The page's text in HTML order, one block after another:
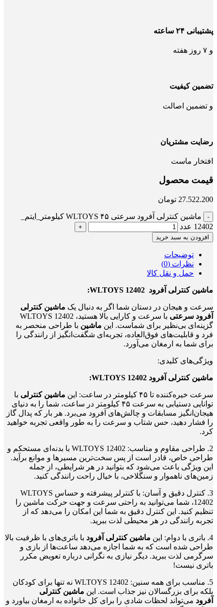
پشتیبانی ۲۴ ساعته
و ۷ روز هفته
تضمین کیفیت
و تضمین اصالت
رضایت مشتریان
افتخار ماست
قیمت محصول
27.522.200 تومان
ماشین کنترلی آفرود سرعتی WLTOYS ۴۵ کیلومتر_ایتم_
12402 عدد
افزودن به سبد خرید
توضیحات
نظرات (0)
حمل و نقل کالا
ماشین کنترلی آفرود WLTOYS 12402:
سرعت و هیجان در دستان شما اگر به دنبال یک ماشین کنترلی
آفرود سرعتی با سرعت و کارایی بالا هستید، WLTOYS 12402
گزینه‌ای بی‌نظیر برای شماست. این ماشین با طراحی منحصر به
فرد و قابلیت‌های فوق‌العاده، تجربه‌ای شگفت‌انگیز از رانندگی را
برای شما به ارمغان می‌آورد.
ویژگی‌های کلیدی:
ماشین کنترلی آفرود WLTOYS 12402:
سرعت خیره‌کننده تا ۴۵ کیلومتر در ساعت : این ماشین کنترلی با
توانایی دستیابی به سرعت ۴۵ کیلومتر در ساعت، شما را به دنیای
هیجان‌انگیز مسابقات و چالش‌های آفرود می‌برد. هر بار که پدال گاز
را فشار دهید، حس شتاب و سرعت را به طور واقعی تجربه خواهید
کرد.
2. طراحی مقاوم و مناسب
: WLTOYS 12402 با بدنه‌ای مستحکم و
طراحی خاص، قادر است از پس سخت‌ترین مسیرها و موانع برآید.
این ویژگی باعث می‌شود که بتوانید در هر شرایطی، از جمله
زمین‌های ناهموار و سنگلاخی، با خیال راحت رانندگی کنید.
3. کنترل دقیق و آسان
: با کنترلر پیشرفته و حساس WLTOYS
12402، شما می‌توانید به راحتی سرعت و جهت حرکت ماشین را
تنظیم کنید. این کنترل دقیق به شما این امکان را می‌دهد که از
تجربه رانندگی در هر محیطی لذت ببرید.
4. باتری با دوام: این ماشین کنترلی آفرود با باتری‌های با ظرفیت بالا
طراحی شده است که به شما اجازه می‌دهد ساعت‌ها از بازی و
سرگرمی لذت ببرید. دیگر نیازی به نگرانی درباره تعویض مکرر
باتری نیست!
5. مناسب برای همه سنین
: WLTOYS 12402 نه تنها برای کودکان
بلکه برای بزرگسالان نیز جذاب است. این ماشین کنترلی
آفرود می‌تواند لحظات شادی را برای کل خانواده به ارمغان بیاورد و